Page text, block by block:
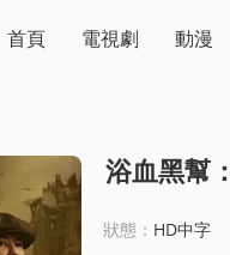
首頁 電視劇 動漫
浴血黑幫
狀態： HD中字